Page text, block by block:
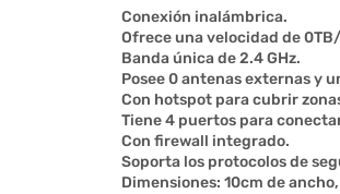
Conexión inalámbrica.
Ofrece una velocidad de
Banda única de 2.4 GHz.
Posee 0 antenas externas y
Con hotspot para cubrir
Tiene 4 puertos para
Con firewall integrado.
Soporta los protocolos de
Dimensiones: 10cm de